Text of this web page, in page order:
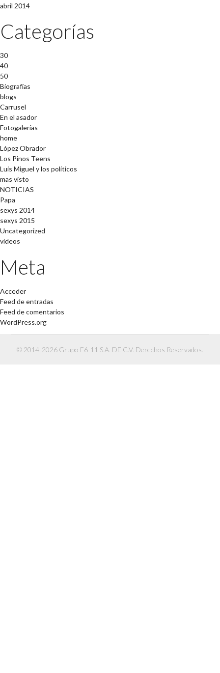
abril 2014
Categorías
30
40
50
Biografías
blogs
Carrusel
En el asador
Fotogalerías
home
López Obrador
Los Pinos Teens
Luis Miguel y los políticos
mas visto
NOTICIAS
Papa
sexys 2014
sexys 2015
Uncategorized
videos
Meta
Acceder
Feed de entradas
Feed de comentarios
WordPress.org
© 2014-2026 Grupo F6-11 S.A. DE C.V. Derechos Reservados.